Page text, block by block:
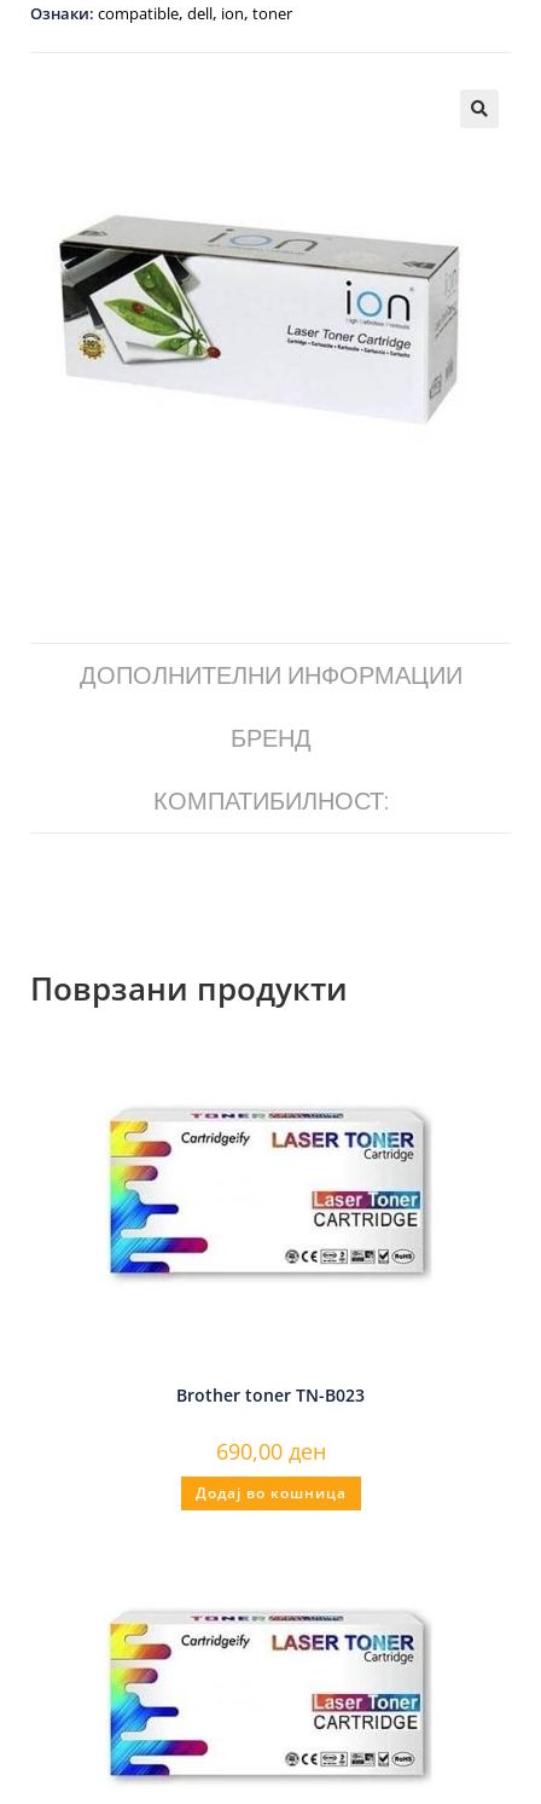
Ознаки: compatible, dell, ion, toner
ДОПОЛНИТЕЛНИ ИНФОРМАЦИИ
БРЕНД
КОМПАТИБИЛНОСТ:
Поврзани продукти
Brother toner TN-B023
690,00 ден
Додај во кошница